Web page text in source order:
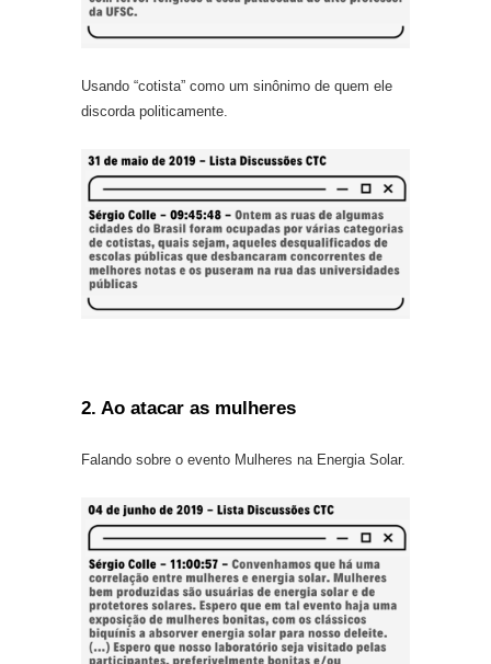
Usando “cotista” como um sinônimo de quem ele
discorda politicamente.
2. Ao atacar as mulheres
Falando sobre o evento Mulheres na Energia Solar.